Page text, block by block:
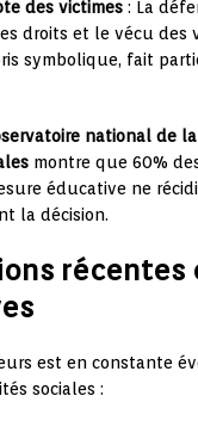
des victimes : La
droits et le vécu des
symbolique, fait
national de
montre que 60%
éducative ne
la décision.
récentes
est en constante
sociales :